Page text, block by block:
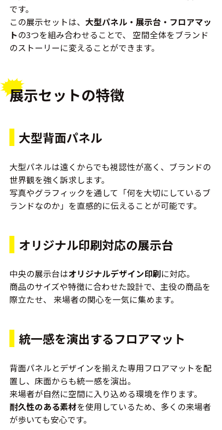
です。
この展示セットは、 大型パネル・展示台・フロアマッ
トの3つを組み合わせることで、 空間全体をブランド
のストーリーに変えることができます。
展示セットの特徴
大型背面パネル
大型パネルは遠くからでも視認性が高く、ブランドの
世界観を強く訴求します。
写真やグラフィックを通して「何を大切にしているブ
ランドなのか」を直感的に伝えることが可能です。
オリジナル印刷対応の展示台
中央の展示台はオリジナルデザイン印刷に対応。
商品のサイズや特徴に合わせた設計で、主役の商品を
際立たせ、 来場者の関心を一気に集めます。
統一感を演出するフロアマット
背面パネルとデザインを揃えた専用フロアマットを配
置し、床面からも統一感を演出。
来場者が自然に空間に入り込める環境を作ります。
耐久性のある素材を使用しているため、多くの来場者
が歩いても安心です。